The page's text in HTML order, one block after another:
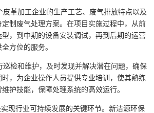
皮革加工企业的生产工艺、废气排放特点以及
制废气处理方案。在项目实施过程中，从前
，到中期的设备安装调试，再到后期的运营
方位的服务。
检和维护，及时发现并解决潜在问题，确保
，为企业操作人员提供专业培训，使其熟练
护技能，保障处理系统的高效运行。
现行业可持续发展的关键环节。新洁源环保